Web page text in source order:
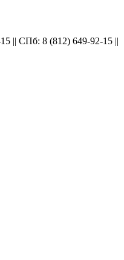
|| СПб: 8 (812) 649-92-15 ||